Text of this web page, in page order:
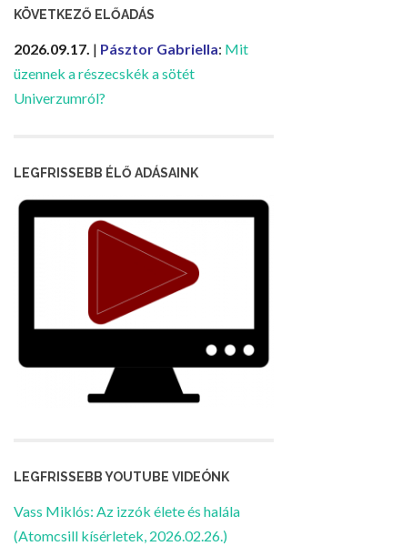
KÖVETKEZŐ ELŐADÁS
2026.09.17. | Pásztor Gabriella: Mit
üzennek a részecskék a sötét
Univerzumról?
LEGFRISSEBB ÉLŐ ADÁSAINK
LEGFRISSEBB YOUTUBE VIDEÓNK
Vass Miklós: Az izzók élete és halála
(Atomcsill kísérletek, 2026.02.26.)